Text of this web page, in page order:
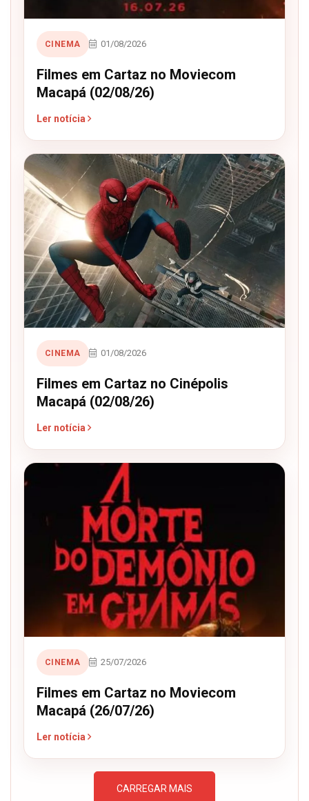
CINEMA 01/08/2026
Filmes em Cartaz no Moviecom
Macapá (02/08/26)
Ler notícia
CINEMA 01/08/2026
Filmes em Cartaz no Cinépolis
Macapá (02/08/26)
Ler notícia
CINEMA 25/07/2026
Filmes em Cartaz no Moviecom
Macapá (26/07/26)
Ler notícia
CARREGAR MAIS